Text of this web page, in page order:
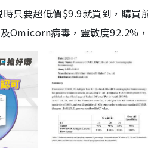
只要超低價$9.9就買到，購買
Omicorn病毒，靈敏度92.2%